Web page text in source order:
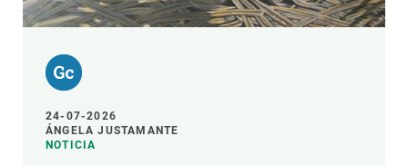
24-07-2026
ÁNGELA JUSTAMANTE
NOTICIA